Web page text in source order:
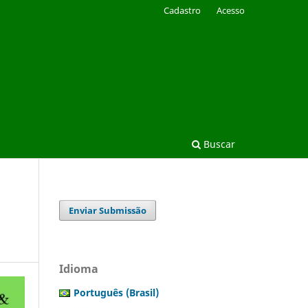
Buscar
Cadastro Acesso
Enviar Submissão
Idioma
Português (Brasil)